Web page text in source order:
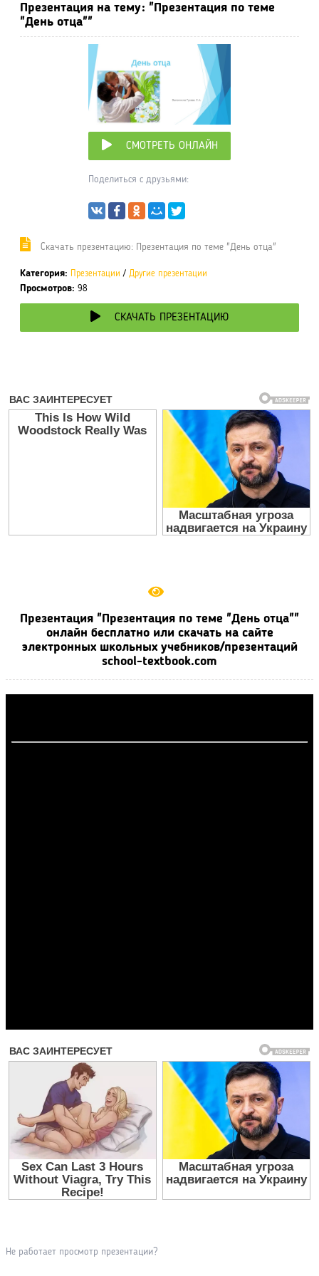
Презентация на тему: "Презентация по теме
"День отца""
СМОТРЕТЬ ОНЛАЙН
Поделиться с друзьями:
Cкачать презентацию: Презентация по теме "День отца"
Категория: Презентации / Другие презентации
Просмотров: 98
СКАЧАТЬ ПРЕЗЕНТАЦИЮ
Презентация "Презентация по теме "День отца""
онлайн бесплатно или скачать на сайте
электронных школьных учебников/презентаций
school-textbook.com
Не работает просмотр презентации?